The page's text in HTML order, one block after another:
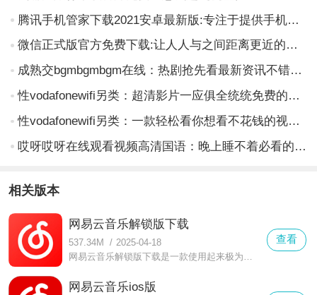
腾讯手机管家下载2021安卓最新版:专注于提供手机安全服务的安全防护软件
微信正式版官方免费下载:让人人与之间距离更近的即时通讯软件
成熟交bgmbgmbgm在线：热剧抢先看最新资讯不错过的掌上观影app
性vodafonewifi另类：超清影片一应俱全统统免费的影视app
性vodafonewifi另类：一款轻松看你想看不花钱的视频app
哎呀哎呀在线观看视频高清国语：晚上睡不着必看的刺激软件
相关版本
网易云音乐解锁版下载
537.34M / 2025-04-18
查看
网易云音乐ios版